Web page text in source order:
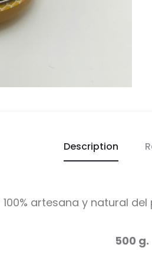
Description
100% artesana y natural
500 g.